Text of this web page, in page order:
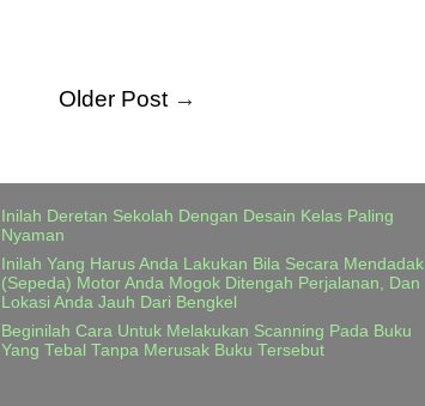
Older Post→
Inilah Deretan Sekolah Dengan Desain Kelas Paling
Nyaman
Inilah Yang Harus Anda Lakukan Bila Secara Mendadak
(Sepeda) Motor Anda Mogok Ditengah Perjalanan, Dan
Lokasi Anda Jauh Dari Bengkel
Beginilah Cara Untuk Melakukan Scanning Pada Buku
Yang Tebal Tanpa Merusak Buku Tersebut